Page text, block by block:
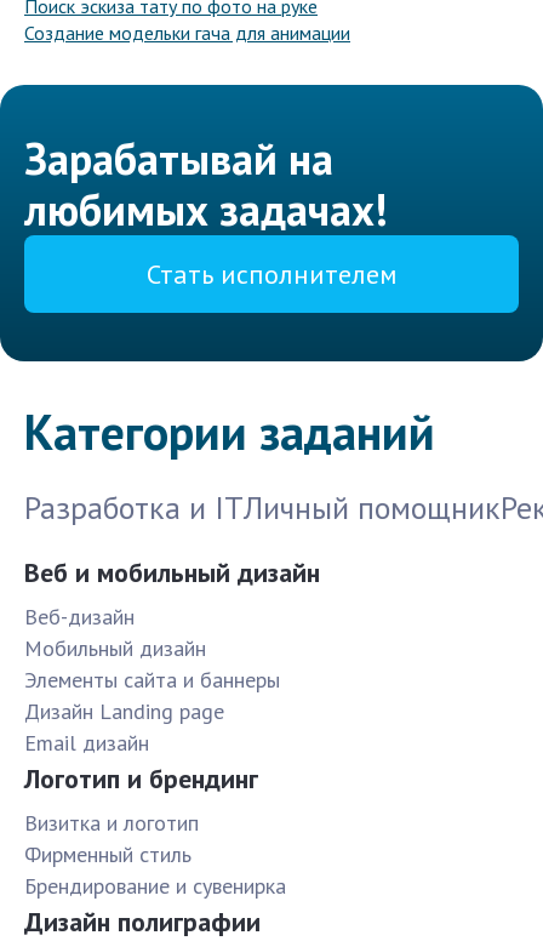
Поиск эскиза тату по фото на руке
Создание модельки гача для анимации
Зарабатывай на
любимых задачах!
Стать исполнителем
Категории заданий
Разработка и ITЛичный помощник
Веб и мобильный дизайн
Веб-дизайн
Мобильный дизайн
Элементы сайта и баннеры
Дизайн Landing page
Email дизайн
Логотип и брендинг
Визитка и логотип
Фирменный стиль
Брендирование и сувенирка
Дизайн полиграфии